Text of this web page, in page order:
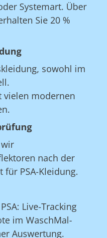
Systemart. Über
Sie 20 %
sowohl im
vielen modernen
nach der
für PSA-Kleidung.
Live-Tracking
im WaschMal-
Auswertung.